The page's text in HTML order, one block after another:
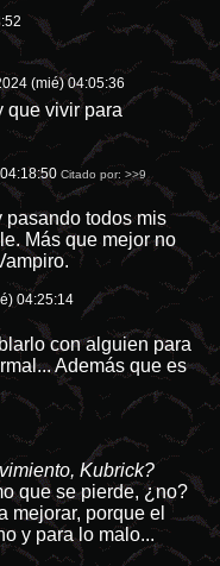
(mié) 04:05:36
que vivir para
Citado por:>>9
pasando todos mis
Más que mejor no
04:25:14
con alguien para
Además que es
Kubrick?
que se pierde, ¿no?
mejorar, porque el
y para lo malo...